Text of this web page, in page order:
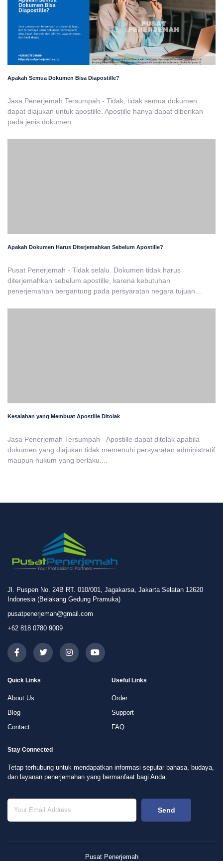
Apakah Semua Dokumen Bisa Diapostille?
Jasa Penerjemah Tersumpah - Tidak, tidak semua dokumen
dapat diajukan untuk apostille. Apostille hanya dapat diberikan
pada jenis dokumen...
Apakah Dokumen Harus Diterjemahkan Sebelum Apostille?
Pusat Penerjemah - Tidak selalu. Dokumen tidak harus
diterjemahkan sebelum apostille, karena kebutuhan
penerjemahan bergantung pada persyaratan negara tujuan...
Kesalahan yang Membuat Apostille Ditolak
Jasa Penerjemah Tersumpah - Apostille dapat ditolak apabila
dokumen yang diajukan tidak memenuhi persyaratan administratif
maupun hukum yang berlaku....
Jl. Puspen No. 24B RT. 010/001, Jagakarsa, Jakarta Selatan 12620
Indonesia (Belakang Gedung Pramuka)
pusatpenerjemah@gmail.com
+62 818 0780 9009
Quick Links
About Us
Blog
Contact
Useful Links
Order
Support
FAQ
Stay Connected
Tetap terhubung untuk mendapatkan informasi seputar bahasa, budaya,
dan layanan penerjemahan yang bermanfaat bagi Anda.
Send
Pusat Penerjemah